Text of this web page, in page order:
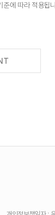
에 따라 적용됩